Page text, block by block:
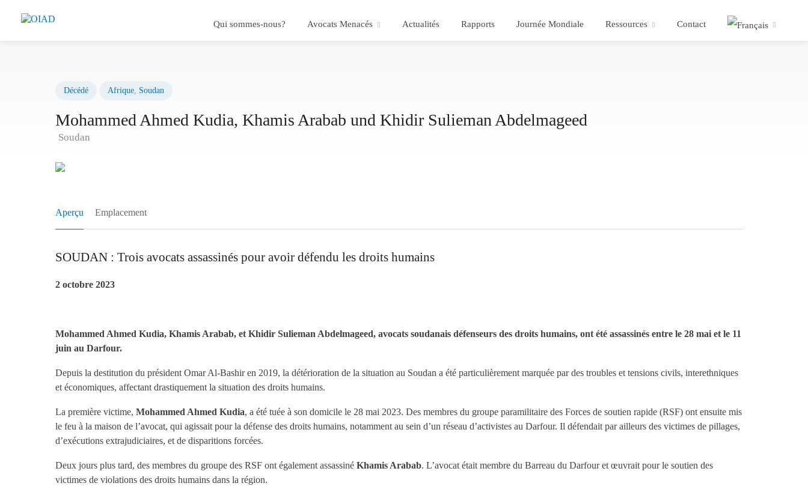
Qui sommes-nous? Avocats Menacés Actualités Rapports Journée Mondiale Ressources Contact
Décédé Afrique, Soudan
Mohammed Ahmed Kudia, Khamis Arabab und Khidir Sulieman Abdelmageed
Soudan
Aperçu Emplacement
SOUDAN : Trois avocats assassinés pour avoir défendu les droits humains
2 octobre 2023
Mohammed Ahmed Kudia, Khamis Arabab, et Khidir Sulieman Abdelmageed, avocats soudanais défenseurs des droits humains, ont été assassinés entre le 28 mai et le 11
juin au Darfour.
Depuis la destitution du président Omar Al-Bashir en 2019, la détérioration de la situation au Soudan a été particulièrement marquée par des troubles et tensions civils, interethniques
et économiques, affectant drastiquement la situation des droits humains.
La première victime,Mohammed Ahmed Kudia, a été tuée à son domicile le 28 mai 2023. Des membres du groupe paramilitaire des Forces de soutien rapide (RSF) ont ensuite mis
le feu à la maison de l’avocat, qui agissait pour la défense des droits humains, notamment au sein d’un réseau d’activistes au Darfour. Il défendait par ailleurs des victimes de pillages,
d’exécutions extrajudiciaires, et de disparitions forcées.
Deux jours plus tard, des membres du groupe des RSF ont également assassinéKhamis Arabab. L’avocat était membre du Barreau du Darfour et œuvrait pour le soutien des
victimes de violations des droits humains dans la région.